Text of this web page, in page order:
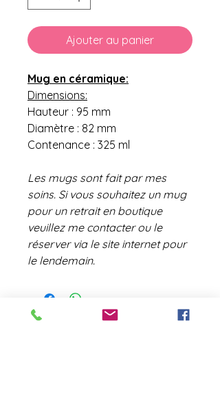
Ajouter au panier
Mug en céramique:
Dimensions:
Hauteur : 95 mm
Diamètre : 82 mm
Contenance : 325 ml
Les mugs sont fait par mes
soins. Si vous souhaitez un mug
pour un retrait en boutique
veuillez me contacter ou le
réserver via le site internet pour
le lendemain.
contact@laboutiquederose.